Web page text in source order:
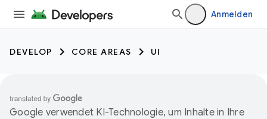
Anmelden
DEVELOP CORE AREAS UI
Google verwendet KI-Technologie, um Inhalte in Ihre